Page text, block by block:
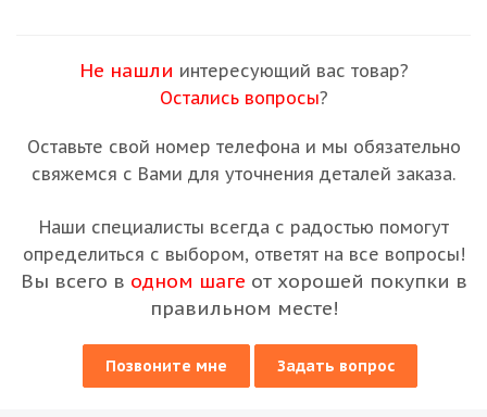
Не нашли интересующий вас товар?
Остались вопросы?
Оставьте свой номер телефона и мы обязательно
свяжемся с Вами для уточнения деталей заказа.
Наши специалисты всегда с радостью помогут
определиться с выбором, ответят на все вопросы!
Вы всего в одном шаге от хорошей покупки в
правильном месте!
Позвоните мне Задать вопрос